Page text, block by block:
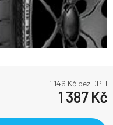
1 146 Kč bez DPH
1 387Kč